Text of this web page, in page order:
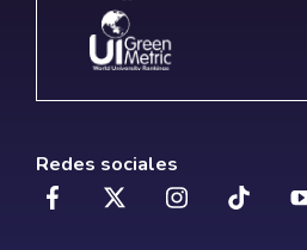
Redes sociales